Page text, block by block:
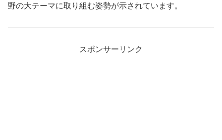
野の大テーマに取り組む姿勢が示されています。
スポンサーリンク